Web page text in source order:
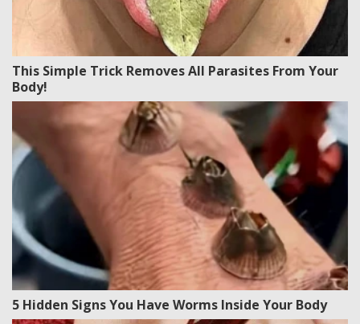
This Simple Trick Removes All Parasites From Your
Body!
5 Hidden Signs You Have Worms Inside Your Body